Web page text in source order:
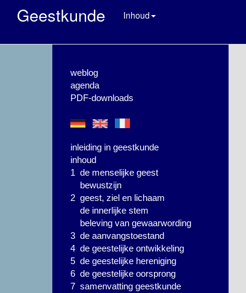
Geestkunde Inhoud
weblog
agenda
PDF-downloads
inleiding in geestkunde
inhoud
1 de menselijke geest
bewustzijn
2 geest, ziel en lichaam
de innerlijke stem
beleving van gewaarwording
3 de aanvangstoestand
4 de geestelijke ontwikkeling
5 de geestelijke hereniging
6 de geestelijke oorsprong
7 samenvatting geestkunde